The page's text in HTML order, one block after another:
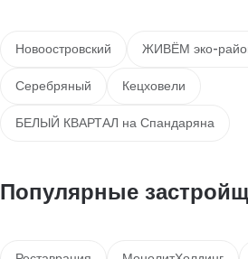
Новоостровский ЖИВЁМ эко-
Серебряный Кецховели
БЕЛЫЙ КВАРТАЛ на Спандаряна
Популярные